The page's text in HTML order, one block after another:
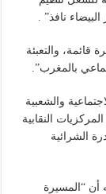
والتعبئة
بالمغرب”.
والشعبية
النقابية
القدرة الشرائية
أن “المسيرة